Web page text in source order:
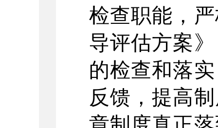
检查职能，
导评估方案
的检查和落
反馈，提高